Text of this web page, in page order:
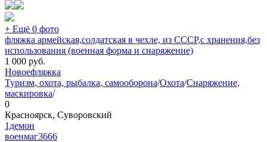
+ Ещё 0 фото
фляжка армейская,солдатская в чехле, из СССР,с хранения,без
использования (военная форма и снаряжение)
1 000 руб.
Новоефляжка
Туризм, охота, рыбалка, самооборона/Охота/Снаряжение,
маскировка/
0
Красноярск, Суворовский
1демон
военмаг3666